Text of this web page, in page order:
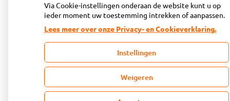
© Acdapha Groep
Disclaimer|Uw privacy |Algemene voorwaarden|Cookiebeleid
Uw Zorg Online
Via Cookie-instellingen onderaan de website kunt u op
ieder moment uw toestemming intrekken of aanpassen.
Lees meer over onze Privacy- en Cookieverklaring.
Instellingen
Weigeren